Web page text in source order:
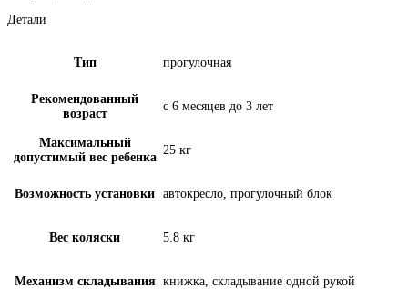
Детали
Тип прогулочная
Рекомендованный
возраст
с 6 месяцев до 3 лет
Максимальный
допустимый вес ребенка
25 кг
Возможность установки автокресло, прогулочный блок
Вес коляски 5.8 кг
Механизм складывания книжка, складывание одной рукой